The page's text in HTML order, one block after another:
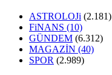
ASTROLOJi (2.181)
FiNANS (10)
GÜNDEM (6.312)
MAGAZİN (40)
SPOR (2.989)